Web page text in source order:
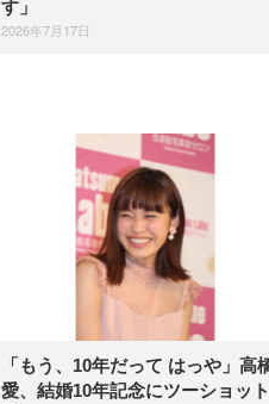
す」
2026年7月17日
「もう、10年だって はっや」高
愛、結婚10年記念にツーショッ